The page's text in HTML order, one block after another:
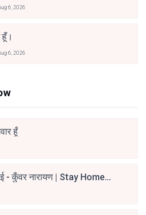
6, 2026
हूँ।
6, 2026
हूँ
- कुँवर नारायण | Stay Home